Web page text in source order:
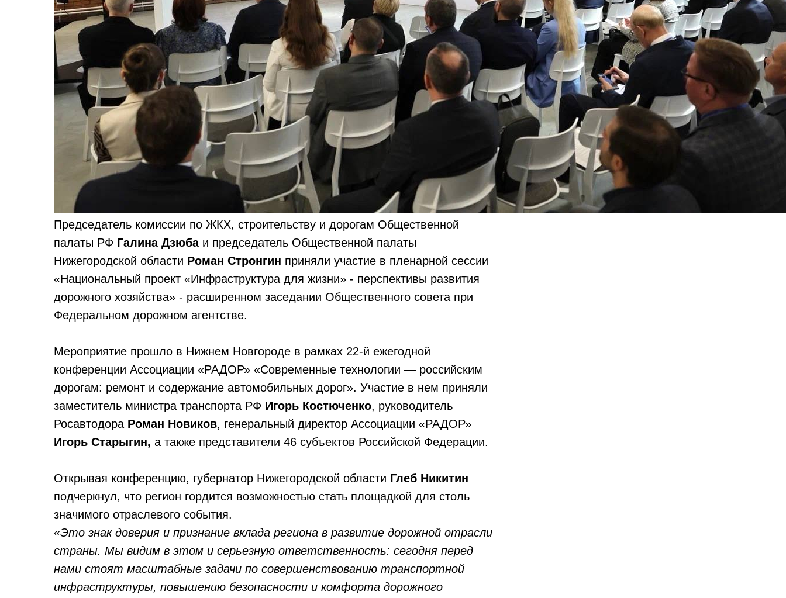
Председатель комиссии по ЖКХ, строительству и дорогам Общественной
палаты РФ Галина Дзюбаи председатель Общественной палаты
Нижегородской области Роман Стронгин приняли участие в пленарной сессии
«Национальный проект «Инфраструктура для жизни» - перспективы развития
дорожного хозяйства» - расширенном заседании Общественного совета при
Федеральном дорожном агентстве.
Мероприятие прошло в Нижнем Новгороде в рамках 22-й ежегодной
конференции Ассоциации «РАДОР» «Современные технологии — российским
дорогам: ремонт и содержание автомобильных дорог». Участие в нем приняли
заместитель министра транспорта РФ Игорь Костюченко, руководитель
Росавтодора Роман Новиков, генеральный директор Ассоциации «РАДОР»
Игорь Старыгин, а также представители 46 субъектов Российской Федерации.
Открывая конференцию, губернатор Нижегородской области Глеб Никитин
подчеркнул, что регион гордится возможностью стать площадкой для столь
значимого отраслевого события.
«Это знак доверия и признание вклада региона в развитие дорожной отрасли
страны. Мы видим в этом и серьезную ответственность: сегодня перед
нами стоят масштабные задачи по совершенствованию транспортной
инфраструктуры, повышению безопасности и комфорта дорожного